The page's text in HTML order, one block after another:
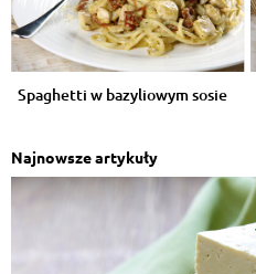
Spaghetti w bazyliowym sosie
Najnowsze artykuły